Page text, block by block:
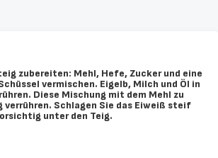
zubereiten: Mehl, Hefe, Zucker und eine
vermischen. Eigelb, Milch und Öl in
Diese Mischung mit dem Mehl zu
verrühren. Schlagen Sie das Eiweiß steif
unter den Teig.